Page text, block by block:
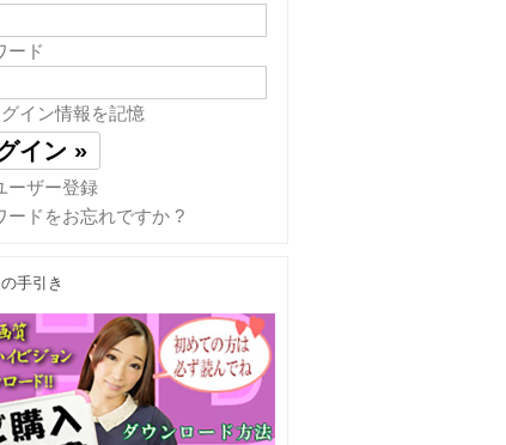
ード
グイン情報を記憶
ーザー登録
ードをお忘れですか ?
手引き